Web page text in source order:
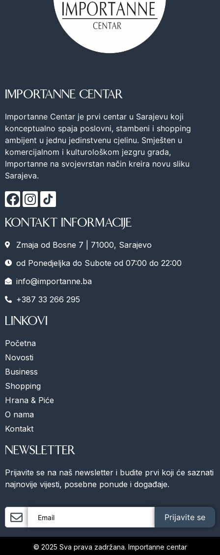
IMPORTANNE CENTAR
Importanne Centar je prvi centar u Sarajevu koji
konceptualno spaja poslovni, stambeni i shopping
ambijent u jednu jedinstvenu cjelinu. Smješten u
komercijalnom i kulturološkom jezgru grada,
Importanne na svojevrstan način kreira novu sliku
Sarajeva.
KONTAKT INFORMACIJE
Zmaja od Bosne 7 | 71000, Sarajevo
od Ponedjeljka do Subote od 07:00 do 22:00
info@importanne.ba
+387 33 266 295
LINKOVI
Početna
Novosti
Business
Shopping
Hrana & Piće
O nama
Kontakt
NEWSLETTER
Prijavite se na naš newsletter i budite prvi koji će saznati
najnovije vijesti, posebne ponude i događaje.
Prijavite se
© 2025 Sva prava zadržana. Importanne centar